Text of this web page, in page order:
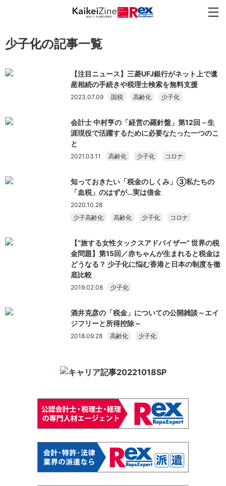
少子化の記事一覧
【注目ニュース】三菱UFJ銀行がネット上で遺
産相続の手続きや税理士検索を無料支援
2023.07.09 国税 高齢化 少子化
会計士 中村亨の「経営の羅針盤」第12回－生
涯現役で活躍するために必要なたった一つのこ
と
2021.03.11 高齢化 少子化 コロナ
知っておきたい「税金のしくみ」③私たちの
「血税」のはずが…実は借金
2020.10.28
少子高齢化
高齢化 少子化 コロナ
【“旅する女性タックスアドバイザー” 世界の税
金問題】第15回／赤ちゃんが生まれると税金は
どうなる？ 少子化に悩む香港と日本の制度を徹
底比較
2019.02.08 少子化
酒井克彦の「税金」についての公開雑談～エイ
ジフリーと所得控除～
2018.09.28 高齢化 少子化